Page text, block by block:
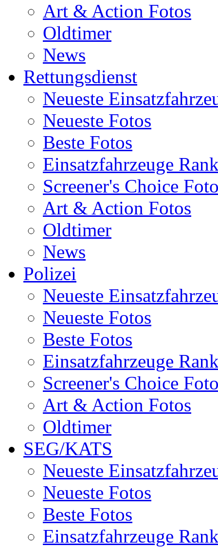
Art & Action Fotos
Oldtimer
News
Rettungsdienst
Neueste
Neueste Fotos
Beste Fotos
Einsatzfahrzeuge
Screener's Choice
Art & Action Fotos
Oldtimer
News
Polizei
Neueste
Neueste Fotos
Beste Fotos
Einsatzfahrzeuge
Screener's Choice
Art & Action Fotos
Oldtimer
SEG/KATS
Neueste
Neueste Fotos
Beste Fotos
Einsatzfahrzeuge